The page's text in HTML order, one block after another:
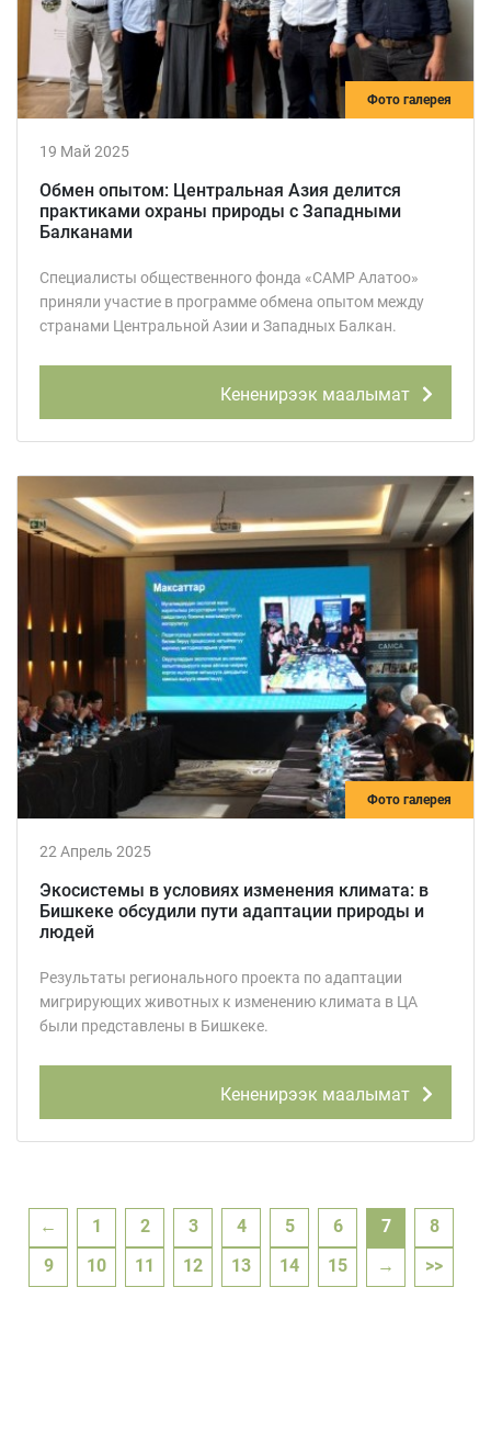
Фото галерея
19 Май 2025
Обмен опытом: Центральная Азия делится
практиками охраны природы с Западными
Балканами
Специалисты общественного фонда «САМР Алатоо»
приняли участие в программе обмена опытом между
странами Центральной Азии и Западных Балкан.
Кененирээк маалымат
Фото галерея
22 Апрель 2025
Экосистемы в условиях изменения климата: в
Бишкеке обсудили пути адаптации природы и
людей
Результаты регионального проекта по адаптации
мигрирующих животных к изменению климата в ЦА
были представлены в Бишкеке.
Кененирээк маалымат
← 1 2 3 4 5 6 7
8
9
10 11 12 13 14 15 → >>